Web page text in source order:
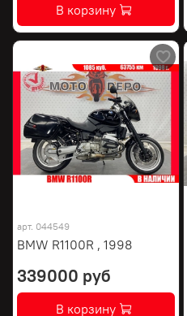
В корзину
арт. 044549
BMW R1100R , 1998
339000 руб
В корзину